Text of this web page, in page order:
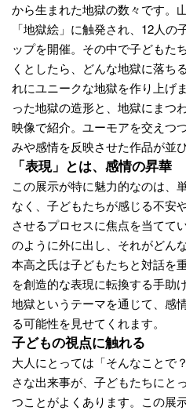
から生まれた地獄の数々です。
「地獄絵」に触発され、12人
ップを開催。その中で子どもた
くとしたら、どんな地獄に落ち
れにユニークな地獄を作り上げ
った地獄の造形と、地獄にまつ
映像で紹介。ユーモアを交えつ
みや感情を反映させた作品が並び
「表現」とは、感情の昇華
この展示が特に魅力的なのは、
なく、子どもたちが感じる不安
させるプロセスに焦点を当てて
のように外に出し、それがどん
本高之氏は子どもたちと対話を
を創造的な表現に転換する手助
地獄というテーマを通じて、感
る可能性を見せてくれます。
子どもの視点に触れる
大人にとっては「そんなことで
さな出来事が、子どもたちにと
つことがよくあります。この展